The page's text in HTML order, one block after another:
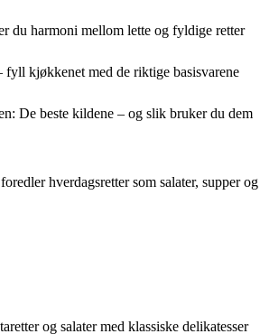
du harmoni mellom lette og fyldige retter
fyll kjøkkenet med de riktige basisvarene
De beste kildene – og slik bruker du dem
hverdagsretter som salater, supper og
og salater med klassiske delikatesser